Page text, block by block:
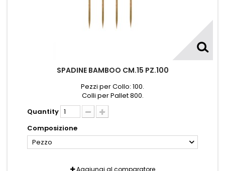
SPADINE BAMBOO CM.15 PZ.100
Pezzi per Collo: 100.
Colli per Pallet 800.
Quantity
Composizione
Pezzo
Aggiungi al comparatore